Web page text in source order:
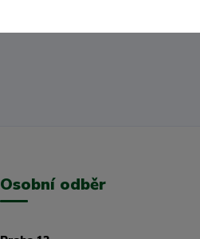
Osobní odběr